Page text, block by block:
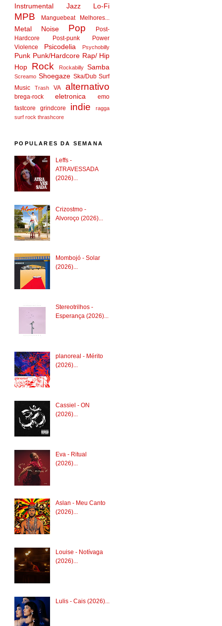
Instrumental Jazz Lo-Fi
MPB Manguebeat Melhores...
Metal Noise Pop
Post-
Hardcore
Post-punk
Power
Violence
Psicodelia Psychobilly
Punk Punk/Hardcore Rap/ Hip
Hop
Rock Rockabilly Samba
Screamo Shoegaze Ska/Dub Surf
Music
Trash VA alternativo
brega-rock eletronica
emo
fastcore
grindcore indie
ragga
surf rock thrashcore
POPULARES DA SEMANA
Leffs -
ATRAVESSADA
(2026)...
Crizostmo -
Alvoroço (2026)...
Mombojó - Solar
(2026)...
Stereotrilhos -
Esperança (2026)...
planoreal - Mérito
(2026)...
Cassiel - ON
(2026)...
Eva - Ritual
(2026)...
Aslan - Meu Canto
(2026)...
Louise - Notívaga
(2026)...
Lulis - Cais (2026)...